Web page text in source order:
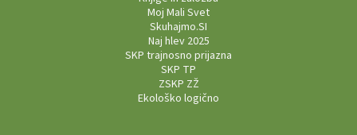
Moj Mali Svet
Skuhajmo.SI
Naj hlev 2025
SKP trajnosno prijazna
SKP TP
ZSKP ZŽ
Ekološko logično